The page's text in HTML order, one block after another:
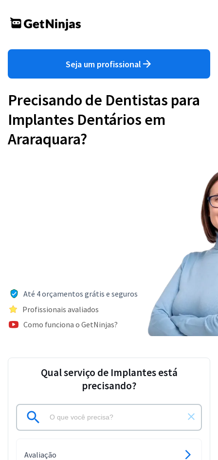
Seja um profissional
Precisando de Dentistas para
Implantes Dentários em
Araraquara?
Até 4 orçamentos grátis e seguros
Profissionais avaliados
Como funciona o GetNinjas?
Qual serviço de Implantes está
precisando?
Avaliação